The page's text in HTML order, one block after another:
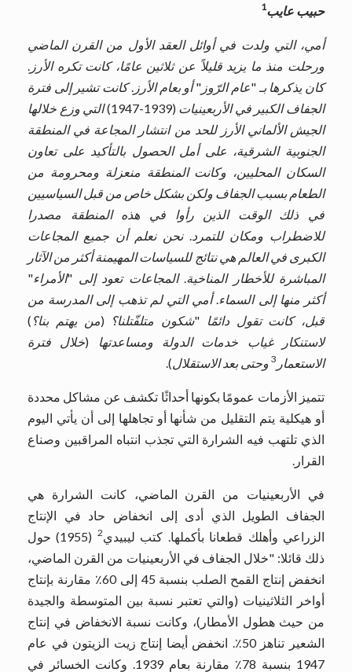
حبيب عايب1
أمي، التي ولدت في أوائل العقد الأول من القرن الماضي
ورحلت منذ ما يزيد قليلاً عن ثلاثين عامًا، كانت تكره الأرز
كان يذكرها بـ"عام الرّوز "أو بعام الأرز .كانت تشير إلى فترة
الجفاف الكبير في الأربعينيات (1939-1947)
التي وزع خلالها
الجيش الألماني الأرز للحد من انتشار المجاعة في المنطقة
الجنوبية الشرقية، على أمل الحصول بالتأكيد على تعاون
السكان المحليين، وكانت المنطقة منعزلة ومحرومة من
الطعام بسبب الجفاف ولكن بشكل خاص من قبل السياسيين
في ذلك الوقت الذين رأوا في هذه المنطقة مصدرا
للاضطراب ومكان للتمرد
.نحن نعلم أن جميع المجاعات
الكبرى في العالم هي نتائج للسياسات المهيمنة أكثر من الآثار
المباشرة للأخطار المناخية .المجاعات تعود إلى "الأمراء"
أكثر منها إلى السماء .أمي التي لم تذهب إلى المدرسة من
قبل، كانت تقول دائمًا "شكون متلفّتلنا؟ (من يهتم بنا؟ )
لاستنكار غياب خدمات الدولة ومساعدتها (خلال فترة
الاستعمار 3 وحتى بعد الاستقلال).
تتميز الأزمات عمومًا بكونها أحداثًا تكشف عن مشاكل محددة
أو هيكلية يتم التقليل من شأنها أو تجاهلها إلى أن يأتي اليوم
الذي تلتهب فيه الشرارة التي تجذب انتباه المراقبين وصناع
القرار.
في الأربعينيات من القرن الماضي، كانت الشرارة هي
الجفاف الطويل الذي أدى إلى انخفاض حاد في الإنتاج
الزراعي وأهلك قطعانا بأكملها. كتب ليبيدي2
(1955) حول
ذلك قائلا: "خلال الجفاف في الأربعينيات من القرن الماضي،
انخفض إنتاج القمح الصلب بنسبة 45 إلى 60٪ مقارنة بإنتاج
أواخر الثلاثينيات (والتي تعتبر نسبة بين المتوسطة والجيدة
من حيث هطول الأمطار)، وكانت نسبة الانخفاض في إنتاج
الشعير تناهز 50٪. انخفض أيضا إنتاج زيت الزيتون في عام
1947 بنسبة 78٪ مقارنة بعام 1939. وكانت الخسائر في